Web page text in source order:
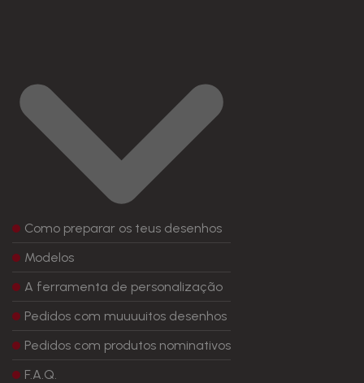
Como preparar os teus desenhos
Modelos
A ferramenta de personalização
Pedidos com muuuuitos desenhos
Pedidos com produtos nominativos
F.A.Q.